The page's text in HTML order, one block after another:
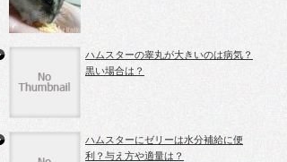
ハムスターの睾丸が大きいのは病気？
黒い場合は？
ハムスターにゼリーは水分補給に便
利？与え方や適量は？